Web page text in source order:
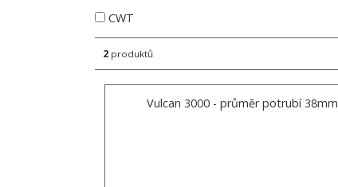
CWT
2 produktů
Vulcan 3000 - průměr potrubí 38mm